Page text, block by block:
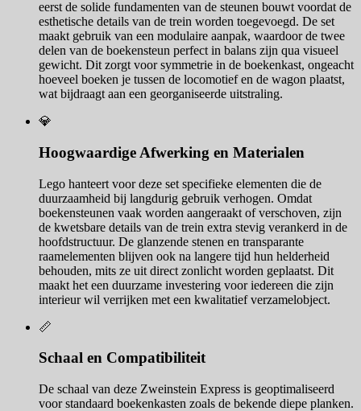
eerst de solide fundamenten van de steunen bouwt voordat de
esthetische details van de trein worden toegevoegd. De set
maakt gebruik van een modulaire aanpak, waardoor de twee
delen van de boekensteun perfect in balans zijn qua visueel
gewicht. Dit zorgt voor symmetrie in de boekenkast, ongeacht
hoeveel boeken je tussen de locomotief en de wagon plaatst,
wat bijdraagt aan een georganiseerde uitstraling.
💎
Hoogwaardige Afwerking en Materialen
Lego hanteert voor deze set specifieke elementen die de
duurzaamheid bij langdurig gebruik verhogen. Omdat
boekensteunen vaak worden aangeraakt of verschoven, zijn
de kwetsbare details van de trein extra stevig verankerd in de
hoofdstructuur. De glanzende stenen en transparante
raamelementen blijven ook na langere tijd hun helderheid
behouden, mits ze uit direct zonlicht worden geplaatst. Dit
maakt het een duurzame investering voor iedereen die zijn
interieur wil verrijken met een kwalitatief verzamelobject.
📏
Schaal en Compatibiliteit
De schaal van deze Zweinstein Express is geoptimaliseerd
voor standaard boekenkasten zoals de bekende diepe planken.